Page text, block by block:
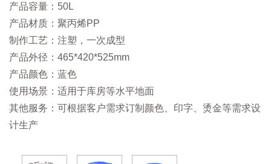
产品容量：50L
产品材质：聚丙烯PP
制作工艺：注塑，一次成型
产品外径：465*420*525mm
产品颜色：蓝色
使用场景：适用于库房等水平地面
其他服务：可根据客户需求订制颜色、印字、烫金等需求设
计生产